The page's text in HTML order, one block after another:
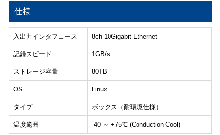
仕様
入出力インタフェース 8ch 10Gigabit Ethernet
記録スピード 1GB/s
ストレージ容量 80TB
OS Linux
タイプ ボックス（耐環境仕様）
温度範囲 -40 ～ +75℃ (Conduction Cool)